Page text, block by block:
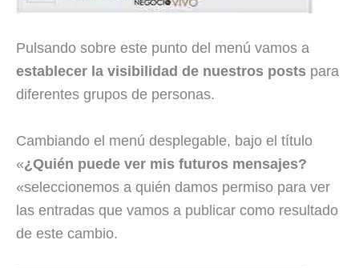
Pulsando sobre este punto del menú vamos a
establecer la visibilidad de nuestros posts para
diferentes grupos de personas.
Cambiando el menú desplegable, bajo el título
«¿Quién puede ver mis futuros mensajes?
«seleccionemos a quién damos permiso para ver
las entradas que vamos a publicar como resultado
de este cambio.